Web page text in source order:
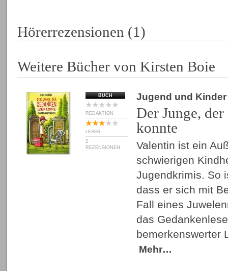
Hörerrezensionen (1)
Weitere Bücher von Kirsten Boie
BUCH
REDAKTION
LESER
2
REZENSIONEN
Jugend und Kinder
Der Junge,
konnte
Valentin ist ein
schwierigen
Jugendkrimis. So
dass er sich mit
Fall eines
das
bemerkenswerter
Mehr…